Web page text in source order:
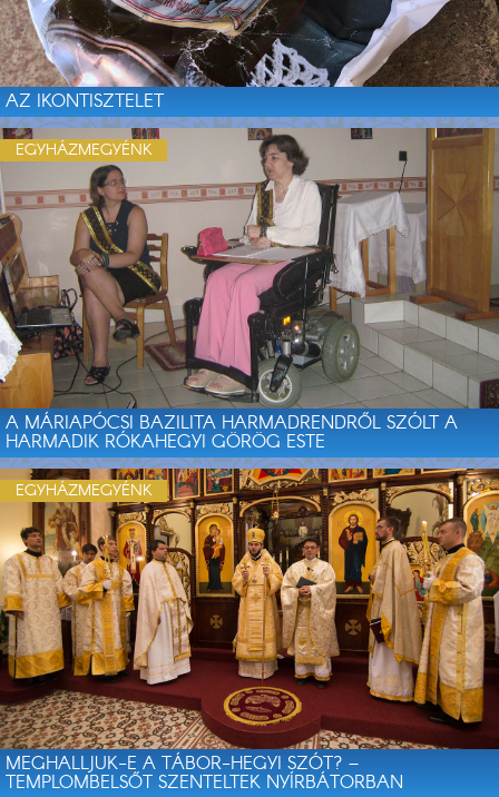
AZ IKONTISZTELET
A MÁRIAPÓCSI BAZILITA HARMADRENDRŐL SZÓLT A
HARMADIK RÓKAHEGYI GÖRÖG ESTE
EGYHÁZMEGYÉNK
MEGHALLJUK-E A TÁBOR-HEGYI SZÓT? –
TEMPLOMBELSŐT SZENTELTEK NYÍRBÁTORBAN
EGYHÁZMEGYÉNK